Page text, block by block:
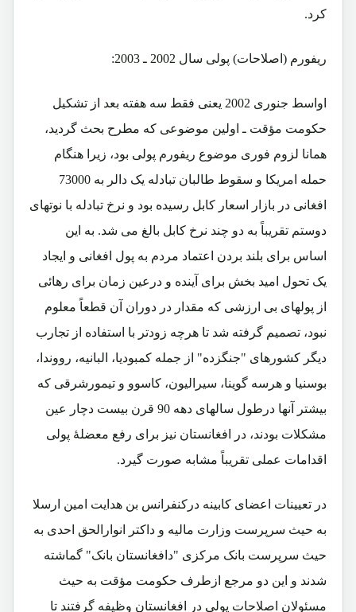
کرد.
ریفورم (اصلاحات) پولی سال 2002 ـ 2003:
اواسط جنوری 2002 یعنی فقط سه هفته بعد از تشکیل
حکومت مؤقت ـ اولین موضوعی که مطرح بحث گردید،
همانا لزوم فوری موضوع ریفورم پولی بود، زیرا هنگام
حمله امریکا و سقوط طالبان تبادله یک دالر به 73000
افغانی در بازار اسعار کابل رسیده بود و نرخ تبادله با نوتهای
دوستم تقریباً به دو چند نرخ کابل بالغ می شد. به این
اساس برای بلند بردن اعتماد مردم به پول افغانی و ایجاد
یک تحول امید بخش برای آینده و درعین زمان برای رهائی
از پولهای بی ارزشی که مقدار در دوران آن قطعاً معلوم
نبود، تصمیم گرفته شد تا هرچه زودتر با استفاده از تجارب
دیگر کشورهای "جنگزده" از جمله کمبودیا، البانیه، رووندا،
بوسنیا و هرسه گوینا، سیرالیون، کاسوو و تیمورشرقی که
بیشتر آنها درطول سالهای دهه 90 قرن بیست دچار عین
مشکلات بودند، در افغانستان نیز برای رفع معضلۀ پولی
اقدامات عملی تقریباً مشابه صورت گیرد.
در تعیینات اعضای کابینه درکنفرانس بن هدایت امین ارسلا
به حیث سرپرست وزارت مالیه و داکتر انوارالحق احدی به
حیث سرپرست بانک مرکزی "دافغانستان بانک" گماشته
شدند و این دو مرجع ازطرف حکومت مؤقت به حیث
مسئولان اصلاحات پولی در افغانستان وظیفه گرفتند تا